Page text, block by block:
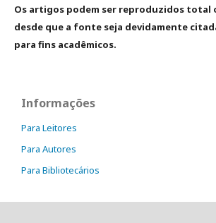
Os artigos podem ser reproduzidos total
desde que a fonte seja devidamente
para fins acadêmicos.
Informações
Para Leitores
Para Autores
Para Bibliotecários